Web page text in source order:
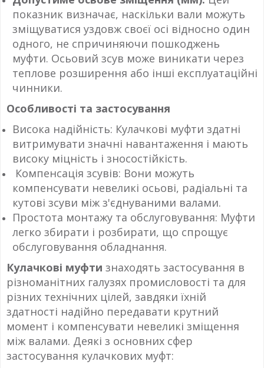
показник визначає, наскільки вали можуть
зміщуватися уздовж своєї осі відносно один
одного, не спричиняючи пошкоджень
муфти. Осьовий зсув може виникати через
теплове розширення або інші експлуатаційні
чинники.
Особливості та застосування
Висока надійність: Кулачкові муфти здатні
витримувати значні навантаження і мають
високу міцність і зносостійкість.
Компенсація зсувів: Вони можуть
компенсувати невеликі осьові, радіальні та
кутові зсуви між з'єднуваними валами.
Простота монтажу та обслуговування: Муфти
легко збирати і розбирати, що спрощує
обслуговування обладнання.
Кулачкові муфти знаходять застосування в
різноманітних галузях промисловості та для
різних технічних цілей, завдяки їхній
здатності надійно передавати крутний
момент і компенсувати невеликі зміщення
між валами. Деякі з основних сфер
застосування кулачкових муфт: